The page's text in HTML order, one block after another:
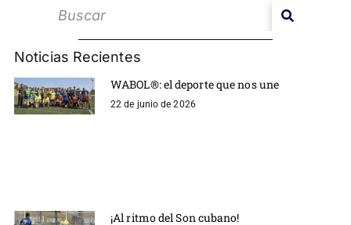
Noticias Recientes
WABOL®: el deporte que nos une
22 de junio de 2026
¡Al ritmo del Son cubano!